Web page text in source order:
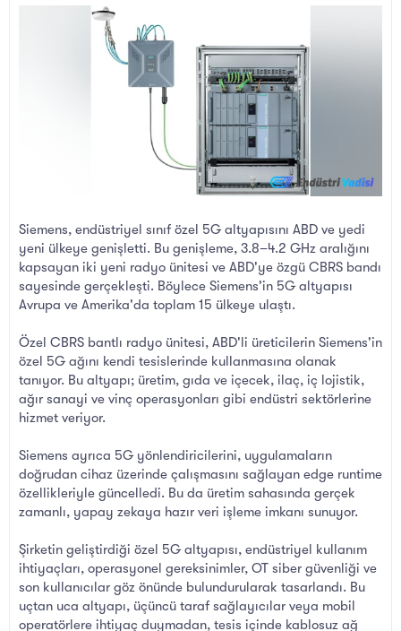
t
a
Siemens, endüstriyel sınıf özel 5G altyapısını ABD ve yedi
yeni ülkeye genişletti. Bu genişleme, 3.8–4.2 GHz aralığını
kapsayan iki yeni radyo ünitesi ve ABD'ye özgü CBRS bandı
sayesinde gerçekleşti. Böylece Siemens'in 5G altyapısı
Avrupa ve Amerika'da toplam 15 ülkeye ulaştı.
Özel CBRS bantlı radyo ünitesi, ABD'li üreticilerin Siemens'in
özel 5G ağını kendi tesislerinde kullanmasına olanak
tanıyor. Bu altyapı; üretim, gıda ve içecek, ilaç, iç lojistik,
ağır sanayi ve vinç operasyonları gibi endüstri sektörlerine
hizmet veriyor.
Siemens ayrıca 5G yönlendiricilerini, uygulamaların
doğrudan cihaz üzerinde çalışmasını sağlayan edge runtime
özellikleriyle güncelledi. Bu da üretim sahasında gerçek
zamanlı, yapay zekaya hazır veri işleme imkanı sunuyor.
Şirketin geliştirdiği özel 5G altyapısı, endüstriyel kullanım
ihtiyaçları, operasyonel gereksinimler, OT siber güvenliği ve
son kullanıcılar göz önünde bulundurularak tasarlandı. Bu
uçtan uca altyapı, üçüncü taraf sağlayıcılar veya mobil
operatörlere ihtiyaç duymadan, tesis içinde kablosuz ağ